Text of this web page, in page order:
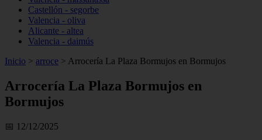
Castellón - segorbe
Valencia - oliva
Alicante - altea
Valencia - daimús
Inicio > arroce > Arrocería La Plaza Bormujos en Bormujos
Arrocería La Plaza Bormujos en
Bormujos
📅 12/12/2025